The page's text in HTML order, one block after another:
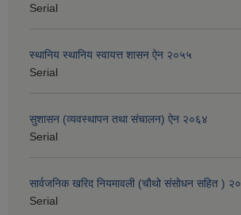
Serial
स्थानिय स्थानिय स्वायत्त शासन ऐन २०५५
Serial
सुशासन (व्यवस्थापन तथा संचालन) ऐन २०६४
Serial
सार्वजनिक खरिद नियमावली (चौथो संसोधन सहित )
Serial